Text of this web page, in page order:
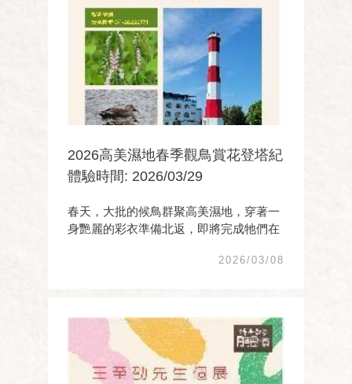
2026高美濕地春季觀鳥賞花登塔紀
體驗時間: 2026/03/29
春天，大批的候鳥群聚高美濕地，穿著一
身艷麗的彩衣準備北返，即將完成牠們在
草地，正上演著一年一度的紫色綬草的花
上高美燈塔鳥瞰 ...
2026/03/08